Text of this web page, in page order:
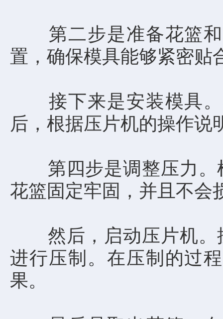
第二步是准备花篮和
置，确保模具能够紧密贴
接下来是安装模具。
后，根据压片机的操作说
第四步是调整压力。
花篮固定牢固，并且不会
然后，启动压片机。
进行压制。在压制的过
果。